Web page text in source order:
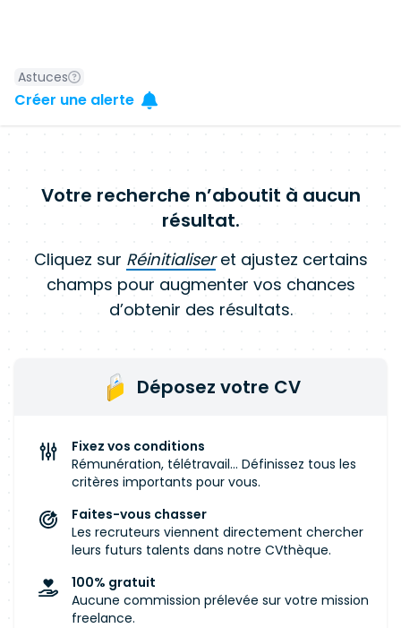
Astuces
Créer une alerte
Votre recherche n’aboutit à aucun
résultat.
Cliquez sur Réinitialiseret ajustez certains
champs pour augmenter vos chances
d’obtenir des résultats.
Déposez votre CV
Fixez vos conditions
Rémunération, télétravail... Définissez tous les
critères importants pour vous.
Faites-vous chasser
Les recruteurs viennent directement chercher
leurs futurs talents dans notre CVthèque.
100% gratuit
Aucune commission prélevée sur votre mission
freelance.